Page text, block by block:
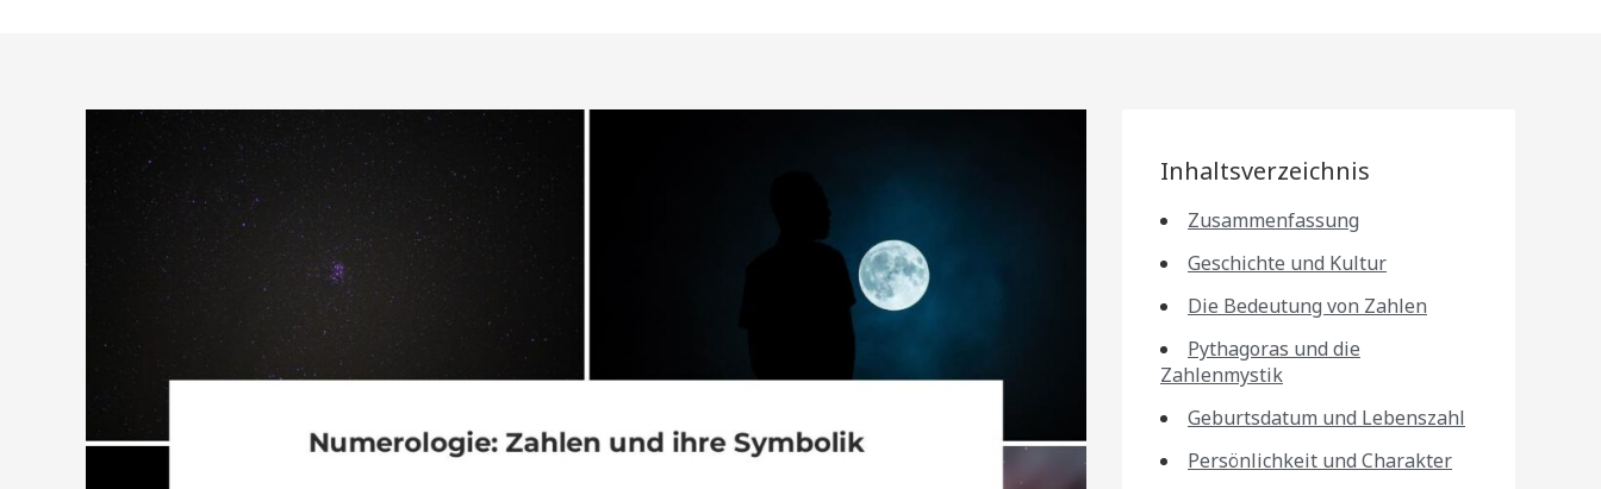
Inhaltsverzeichnis
Zusammenfassung
Geschichte und Kultur
Die Bedeutung von Zahlen
Pythagoras und die
Zahlenmystik
Geburtsdatum und Lebenszahl
Persönlichkeit und Charakter